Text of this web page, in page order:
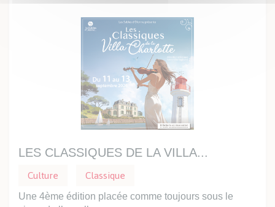
LES CLASSIQUES DE LA VILLA...
Culture Classique
Une 4ème édition placée comme toujours sous le